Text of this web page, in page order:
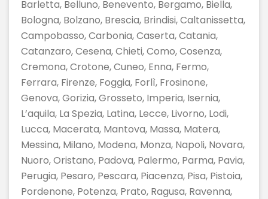
Barletta, Belluno, Benevento, Bergamo, Biella,
Bologna, Bolzano, Brescia, Brindisi, Caltanissetta,
Campobasso, Carbonia, Caserta, Catania,
Catanzaro, Cesena, Chieti, Como, Cosenza,
Cremona, Crotone, Cuneo, Enna, Fermo,
Ferrara, Firenze, Foggia, Forlì, Frosinone,
Genova, Gorizia, Grosseto, Imperia, Isernia,
L’aquila, La Spezia, Latina, Lecce, Livorno, Lodi,
Lucca, Macerata, Mantova, Massa, Matera,
Messina, Milano, Modena, Monza, Napoli, Novara,
Nuoro, Oristano, Padova, Palermo, Parma, Pavia,
Perugia, Pesaro, Pescara, Piacenza, Pisa, Pistoia,
Pordenone, Potenza, Prato, Ragusa, Ravenna,